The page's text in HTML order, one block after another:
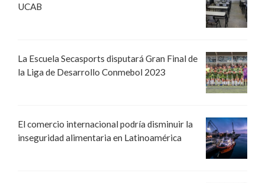
UCAB
La Escuela Secasports disputará Gran Final de
la Liga de Desarrollo Conmebol 2023
El comercio internacional podría disminuir la
inseguridad alimentaria en Latinoamérica